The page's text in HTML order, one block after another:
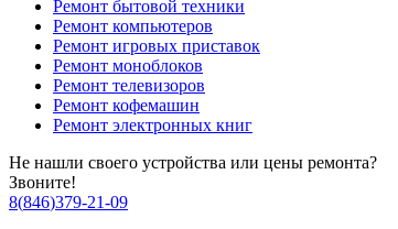
Ремонт бытовой техники
Ремонт компьютеров
Ремонт игровых приставок
Ремонт моноблоков
Ремонт телевизоров
Ремонт кофемашин
Ремонт электронных книг
Не нашли своего устройства или цены ремонта?
Звоните!
8(846)379-21-09